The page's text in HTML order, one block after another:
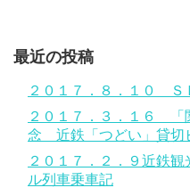
最近の投稿
２０１７．８．１０ Ｓ
２０１７．３．１６ 「
念 近鉄「つどい」貸切
２０１７．２．９近鉄
ル列車乗車記